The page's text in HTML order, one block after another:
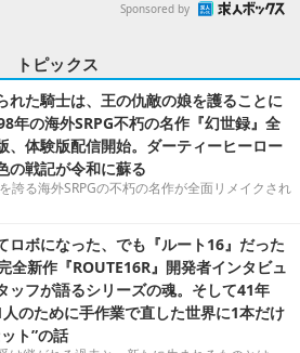
Sponsored by
トピックス
れた騎士は、王の仇敵の娘を護ることに
年の海外SRPG不朽の名作『幻世録』全
、体験版配信開始。ダーティーヒーロー
の戦記が令和に蘇る
誇る海外SRPGの不朽の名作が全面リメイクされ
ロボになった、でも『ルート16』だった
全新作『ROUTE16R』開発者インタビュ
ッフが語るシリーズの魂。そして41年
のために手作業で直した世界に1本だけ
ト”の話